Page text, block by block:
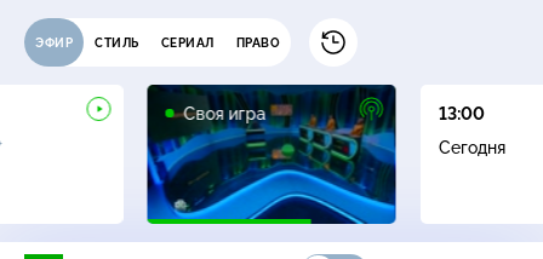
ЭФИР СТИЛЬ СЕРИАЛ ПРАВО
Своя игра
0+
13:00
Сегодня